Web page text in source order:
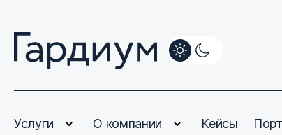
Услуги О компании Кейсы